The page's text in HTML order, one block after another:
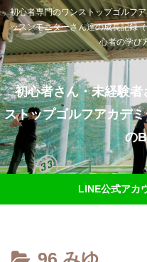
初心者専門のワンストップゴルフ
ッスンモニターさん達の成長記録
心者の学び
初心者さん・未経験
ストップゴルフアカデ
の
LINE公式アカ